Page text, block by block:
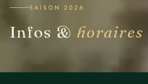
SAISON 2026
Infos & horaires